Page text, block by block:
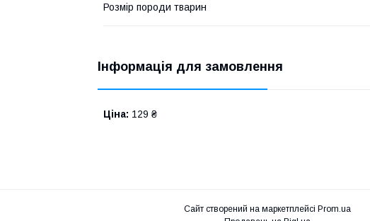
Розмір породи тварин
Інформація для замовлення
Ціна: 129 ₴
Сайт створений на маркетплейсі Prom.ua